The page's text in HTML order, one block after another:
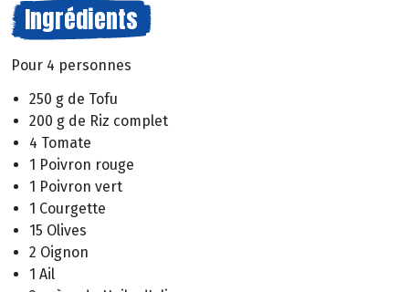
Ingrédients
Pour 4 personnes
250 g de Tofu
200 g de Riz complet
4 Tomate
1 Poivron rouge
1 Poivron vert
1 Courgette
15 Olives
2 Oignon
1 Ail